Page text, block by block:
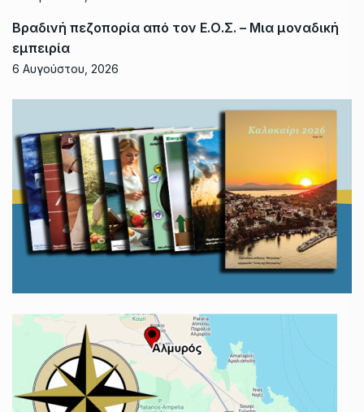
Βραδινή πεζοπορία από τον Ε.Ο.Σ. – Μια μοναδική
εμπειρία
6 Αυγούστου, 2026